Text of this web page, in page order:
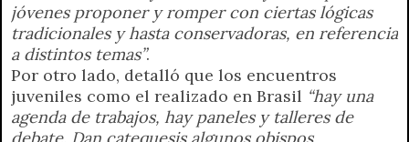
jóvenes proponer y romper con ciertas lógicas
tradicionales y hasta conservadoras, en referencia
a distintos temas”.
Por otro lado, detalló que los encuentros
juveniles como el realizado en Brasil “hay una
agenda de trabajos, hay paneles y talleres de
debate. Dan catequesis algunos obispos